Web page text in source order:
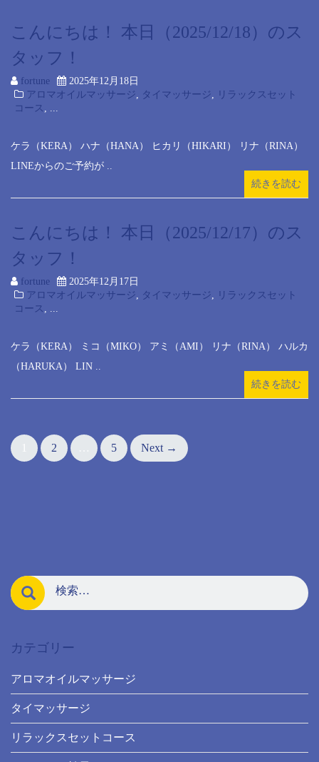
こんにちは！ 本日（2025/12/18）のス
タッフ！
fortune
2025年12月18日
アロマオイルマッサージ, タイマッサージ, リラックスセット
コース , ...
ケラ（KERA） ハナ（HANA） ヒカリ（HIKARI） リナ（RINA）
LINEからのご予約が ..
続きを読む
こんにちは！ 本日（2025/12/17）のス
タッフ！
fortune
2025年12月17日
アロマオイルマッサージ, タイマッサージ, リラックスセット
コース , ...
ケラ（KERA） ミコ（MIKO） アミ（AMI） リナ（RINA） ハルカ
（HARUKA） LIN ..
続きを読む
Posts
1 2 … 5 Next →
カテゴリー
アロマオイルマッサージ
タイマッサージ
リラックスセットコース